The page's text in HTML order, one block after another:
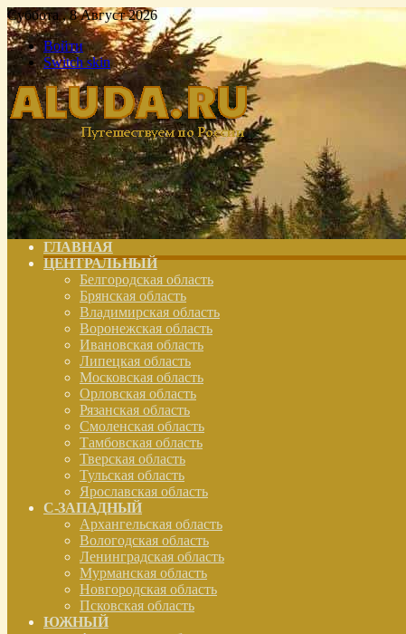
Суббота , 8 Август 2026
Войти
Switch skin
ГЛАВНАЯ
ЦЕНТРАЛЬНЫЙ
Белгородская область
Брянская область
Владимирская область
Воронежская область
Ивановская область
Липецкая область
Московская область
Орловская область
Рязанская область
Смоленская область
Тамбовская область
Тверская область
Тульская область
Ярославская область
С-ЗАПАДНЫЙ
Архангельская область
Вологодская область
Ленинградская область
Мурманская область
Новгородская область
Псковская область
ЮЖНЫЙ